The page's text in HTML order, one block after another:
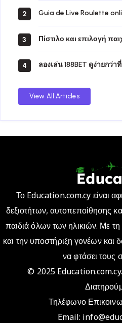
2 Guia de Live Roulette
3 Πίστιλο και επιλογή
4 ลองเล่น 188BET ดูง่ายกว่
View All Articles
Το Education.com.cy είναι
δεξιοτήτων, αυτοπεποίθησης
παιδιά όλων των ηλικιών. Με
και την υποστήριξη γονέων και
να φτάσει τους
© 2025
Τηλέφωνο
Email: